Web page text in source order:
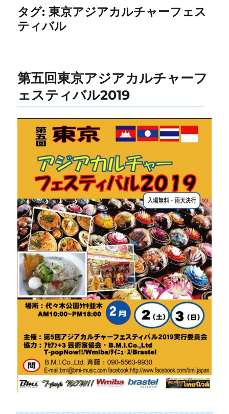
タグ:東京アジアカルチャーフェス
ティバル
第五回東京アジアカルチャーフ
ェスティバル2019